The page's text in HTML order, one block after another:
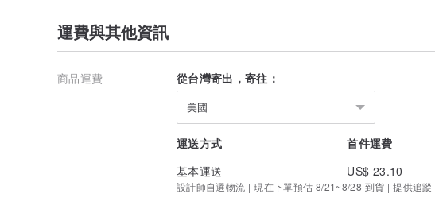
運費與其他資訊
商品運費 從台灣寄出，寄往：
美國
運送方式 首件運費
基本運送
US$ 23.10
設計師自選物流 | 現在下單預估 8/21~8/28 到貨 | 提供追蹤